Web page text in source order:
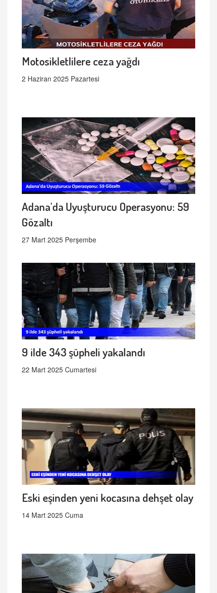
Motosikletlilere ceza yağdı
2 Haziran 2025 Pazartesi
Adana'da Uyuşturucu Operasyonu: 59
Gözaltı
27 Mart 2025 Perşembe
9 ilde 343 şüpheli yakalandı
22 Mart 2025 Cumartesi
Eski eşinden yeni kocasına dehşet olay
14 Mart 2025 Cuma